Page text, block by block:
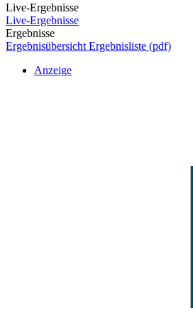
Live-Ergebnisse
Live-Ergebnisse
Ergebnisse
Ergebnisübersicht Ergebnisliste (pdf)
Anzeige